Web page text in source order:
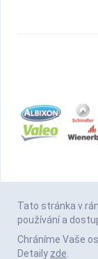
Tato stránka v
používání a
Chráníme Vaše
Detaily zde.